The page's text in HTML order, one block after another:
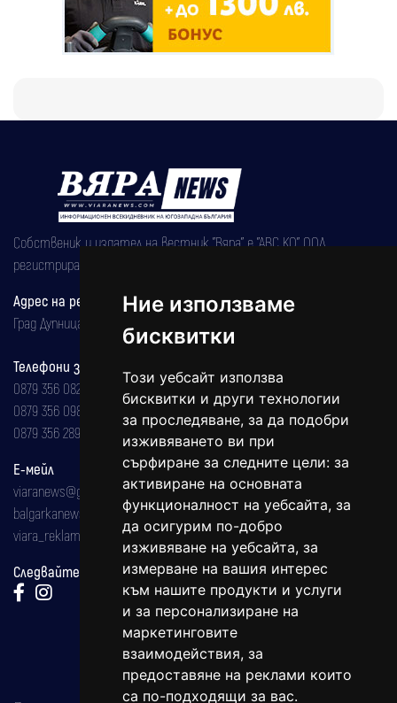
Ние използваме
бисквитки
Този уебсайт използва
бисквитки и други технологии
за проследяване, за да подобри
изживяването ви при
сърфиране за следните цели: за
активиране на основната
функционалност на уебсайта, за
да осигурим по-добро
изживяване на уебсайта, за
измерване на вашия интерес
към нашите продукти и услуги
и за персонализиране на
маркетинговите
взаимодействия, за
предоставяне на реклами които
са по-подходящи за вас.
Собственик и издател на вестник "Вяра" е "АВС КО" ООД,
регистрирана на 08.05.2002 година.
Адрес на редакцията
Град Дупница, ул.''Христо Ботев" 43
Телефони за реклама и абонаменти
0879 356 082
0879 356 098
0879 356 289
Е-мейл
viaranews@gmail.com
balgarkanews@gmail.com
viara_reklama@mail.bg
Следвайте ни: